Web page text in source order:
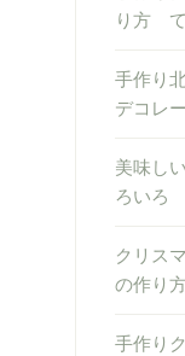
り方
手作り
デコレ
美味し
ろいろ
クリス
の作り
手作り